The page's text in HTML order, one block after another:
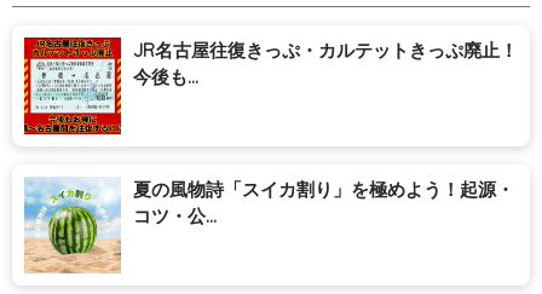
JR名古屋往復きっぷ・カルテットきっぷ廃止！
今後も...
夏の風物詩「スイカ割り」を極めよう！起源・
コツ・公...